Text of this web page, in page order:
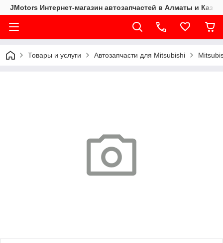
JMotors Интернет-магазин автозапчастей в Алматы и
Товары и услуги Автозапчасти для Mitsubishi